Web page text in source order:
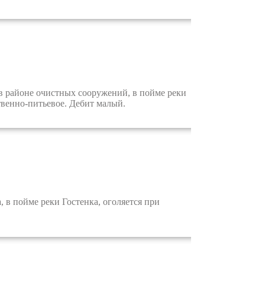
районе очистных сооружений, в пойме реки
питьевое. Дебит малый.
пойме реки Гостенка, оголяется при